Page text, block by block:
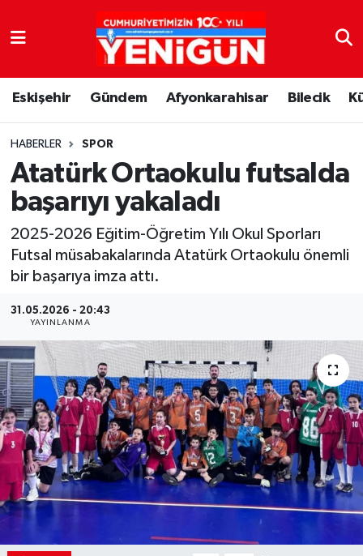
Eskişehir Gündem Afyonkarahisar Bilecik
HABERLER SPOR
Atatürk Ortaokulu futsalda
başarıyı yakaladı
2025-2026 Eğitim-Öğretim Yılı Okul Sporları
Futsal müsabakalarında Atatürk Ortaokulu önemli
bir başarıya imza attı.
31.05.2026 - 20:43
YAYINLANMA
Nöbetçi Eczaneler
Hava Durumu
Trafik Durumu
Süper Lig Puan Durumu ve Fikstür
Tüm Manşetler
Son Dakika Haberleri
Haber Arşivi